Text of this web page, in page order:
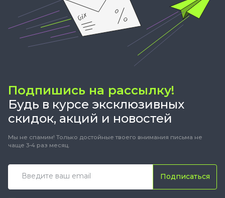
Подпишись на рассылку!
Будь в курсе эксклюзивных
скидок, акций и новостей
Мы не спамим! Только достойные твоего внимания письма не
чаще 3-4 раз месяц.
Подписаться